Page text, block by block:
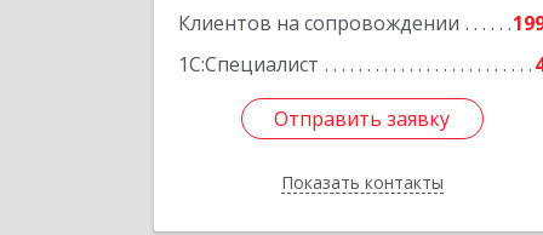
Клиентов на сопровождении
1С:Специалист
Отправить заявку
Показать контакты
Отправить заявку
Назад